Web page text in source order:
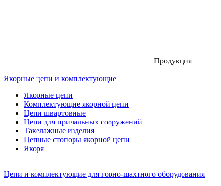
Продукция
Якорные цепи и комплектующие
Якорные цепи
Комплектующие якорной цепи
Цепи швартовные
Цепи для причальных сооружений
Такелажные изделия
Цепные стопоры якорной цепи
Якоря
Цепи и комплектующие для горно-шахтного оборудования